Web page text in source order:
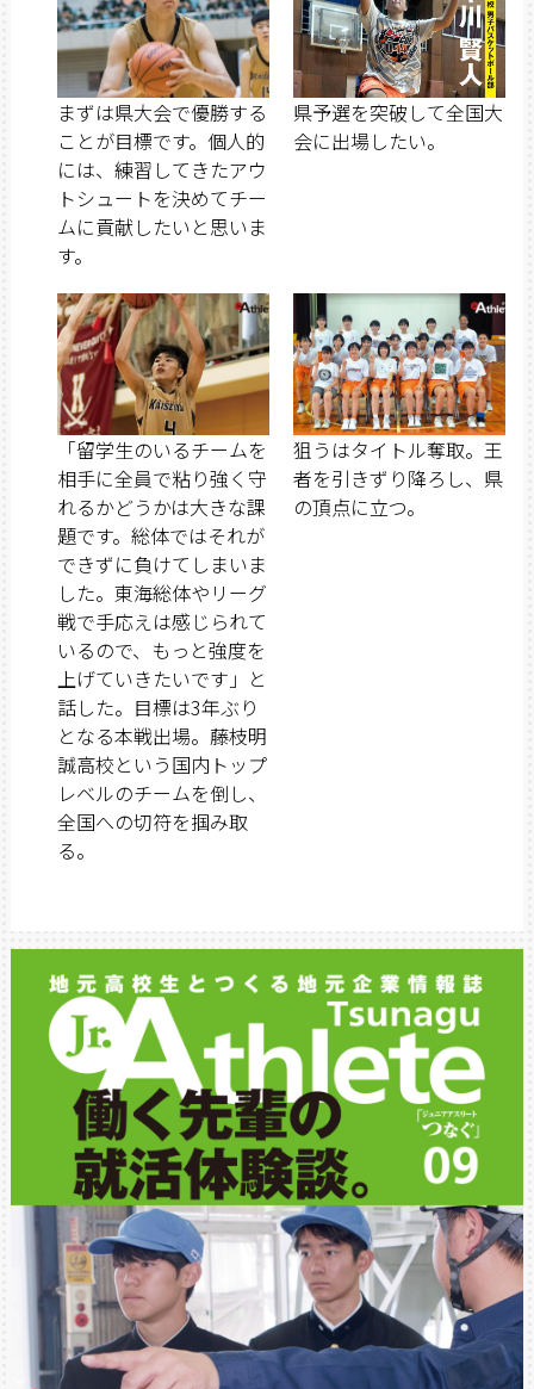
まずは県大会で優勝する
ことが目標です。個人的
には、練習してきたアウ
トシュートを決めてチー
ムに貢献したいと思いま
す。
県予選を突破して全国大
会に出場したい。
「留学生のいるチームを
相手に全員で粘り強く守
れるかどうかは大きな課
題です。総体ではそれが
できずに負けてしまいま
した。東海総体やリーグ
戦で手応えは感じられて
いるので、もっと強度を
上げていきたいです」と
話した。目標は3年ぶり
となる本戦出場。藤枝明
誠高校という国内トップ
レベルのチームを倒し、
全国への切符を掴み取
る。
狙うはタイトル奪取。王
者を引きずり降ろし、県
の頂点に立つ。